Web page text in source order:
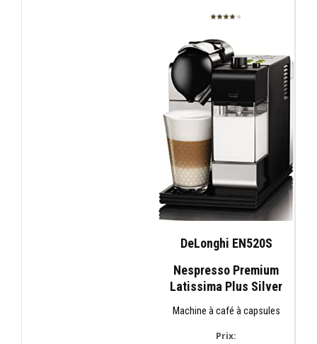
★★★★★
DeLonghi EN520S
Nespresso Premium
Latissima Plus Silver
Machine à café à capsules
Prix: